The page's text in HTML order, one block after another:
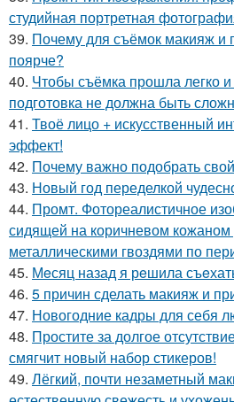
студийная портретная
39. Почему для съёмок макияж и
поярче?
40. Чтобы съёмка прошла легко
подготовка не должна быть
41. Твоё лицо + искусственный
эффект!
42. Почему важно подобрать
43. Новый год переделкой
44. Промт. Фотореалистичное
сидящей на коричневом кожаном
металлическими гвоздями по
45. Мeсяц назад я рeшила
46. 5 причин сделать макияж и
47. Новогодние кадры для себя
48. Простите за долгое
смягчит новый набор стикеров!
49. Лёгкий, почти незаметный